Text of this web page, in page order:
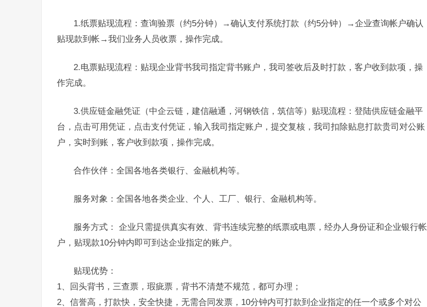
1.纸票贴现流程：查询验票（约5分钟）→确认支付系统打款（约5分钟）→企业查询帐户确认
贴现款到帐→我们业务人员收票，操作完成。
2.电票贴现流程：贴现企业背书我司指定背书账户，我司签收后及时打款，客户收到款项，操
作完成。
3.供应链金融凭证（中企云链，建信融通，河钢铁信，筑信等）贴现流程：登陆供应链金融平
台，点击可用凭证，点击支付凭证，输入我司指定账户，提交复核，我司扣除贴息打款贵司对公账
户，实时到账，客户收到款项，操作完成。
合作伙伴：全国各地各类银行、金融机构等。
服务对象：全国各地各类企业、个人、工厂、银行、金融机构等。
服务方式： 企业只需提供真实有效、背书连续完整的纸票或电票，经办人身份证和企业银行帐
户，贴现款10分钟内即可到达企业指定的账户。
贴现优势：
1、回头背书，三查票，瑕疵票，背书不清楚不规范，都可办理；
2、信誉高，打款快，安全快捷，无需合同发票，10分钟内可打款到企业指定的任一个或多个对公